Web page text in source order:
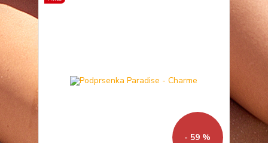
- 59 %